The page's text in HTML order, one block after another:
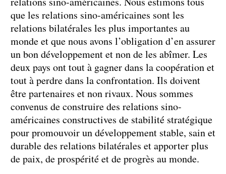
que les relations sino-américaines sont les
relations bilatérales les plus importantes au
monde et que nous avons l’obligation d’en assurer
un bon développement et non de les abîmer. Les
deux pays ont tout à gagner dans la coopération et
tout à perdre dans la confrontation. Ils doivent
être partenaires et non rivaux. Nous sommes
convenus de construire des relations sino-
américaines constructives de stabilité stratégique
pour promouvoir un développement stable, sain et
durable des relations bilatérales et apporter plus
de paix, de prospérité et de progrès au monde.